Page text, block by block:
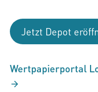
Jetzt Depot
Wertpapierportal